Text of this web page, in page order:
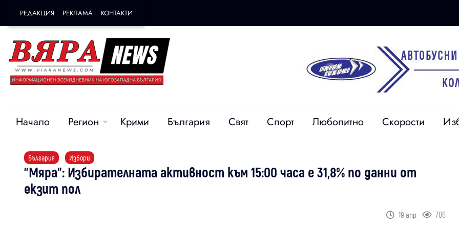
РЕДАКЦИЯ РЕКЛАМА КОНТАКТИ
Начало Регион Крими България Свят Спорт Любопитно Скорости
България Избори
"Мяра": Избирателната активност към 15:00 часа е 31,8% по данни от
екзит пол
19 апр 706